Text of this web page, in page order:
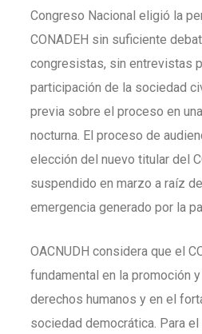
Congreso Nacional eligió la
CONADEH sin suficiente
congresistas, sin entrevistas
participación de la sociedad
previa sobre el proceso en
nocturna. El proceso de
elección del nuevo titular del
suspendido en marzo a raíz
emergencia generado por la
OACNUDH considera que el
fundamental en la promoción
derechos humanos y en el
sociedad democrática. Para